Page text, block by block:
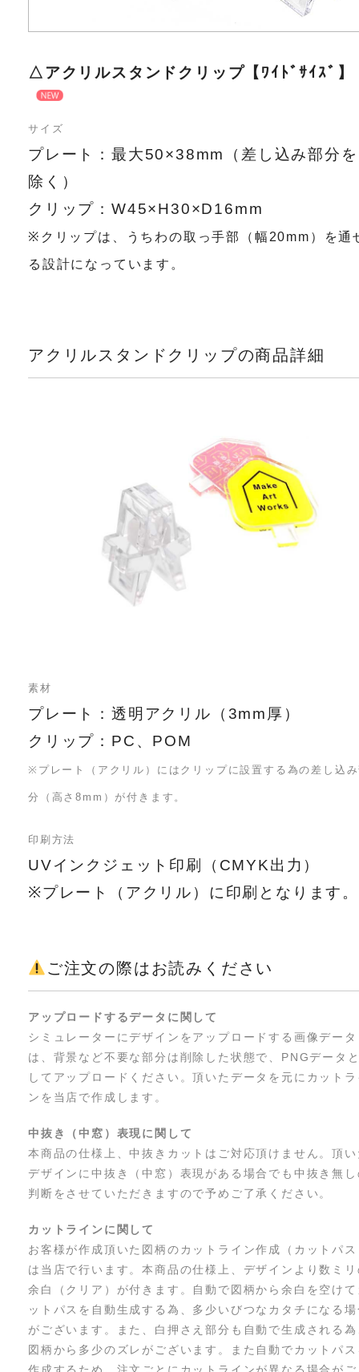
△アクリルスタンドクリップ【ﾜｲﾄﾞｻｲｽﾞ】
サイズ
プレート：最大50×38mm（差し込み部分を
除く）
クリップ：W45×H30×D16mm
※クリップは、うちわの取っ手部（幅20mm）を通
る設計になっています。
アクリルスタンドクリップの商品詳細
素材
プレート：透明アクリル（3mm厚）
クリップ：PC、POM
※プレート（アクリル）にはクリップに設置する為の差し込
分（高さ8mm）が付きます。
印刷方法
UVインクジェット印刷（CMYK出力）
※プレート（アクリル）に印刷となります。
ご注文の際はお読みください
アップロードするデータに関して
シミュレーターにデザインをアップロードする画像データ
は、背景など不要な部分は削除した状態で、PNGデータ
してアップロードください。頂いたデータを元にカット
ンを当店で作成します。
中抜き（中窓）表現に関して
本商品の仕様上、中抜きカットはご対応頂けません。頂
デザインに中抜き（中窓）表現がある場合でも中抜き無
判断をさせていただきますので予めご了承ください。
カットラインに関して
お客様が作成頂いた図柄のカットライン作成（カットパ
は当店で行います。本商品の仕様上、デザインより数ミ
余白（クリア）が付きます。自動で図柄から余白を空け
ットパスを自動生成する為、多少いびつなカタチになる
がございます。また、白押さえ部分も自動で生成される
図柄から多少のズレがございます。また自動でカットパ